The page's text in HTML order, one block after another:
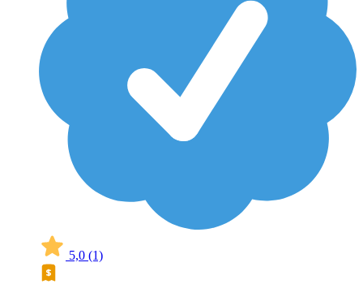
5,0 (1)